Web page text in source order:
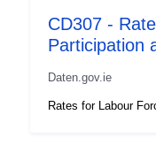
CD307 -
Participation
Daten.gov.ie
Rates for Labour